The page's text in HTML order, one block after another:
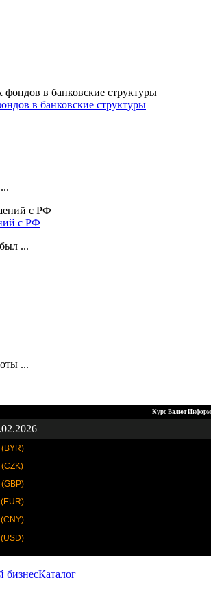
в банковские структуры
с РФ
...
...
Курс Валют
(BYR)
(CZK)
(GBP)
(EUR)
(CNY)
(USD)
бизнесКаталог